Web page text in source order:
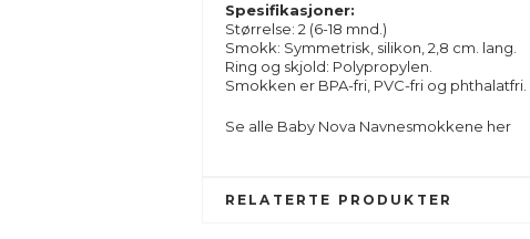
Spesifikasjoner:
Størrelse: 2 (6-18 mnd.)
Smokk: Symmetrisk, silikon, 2,8 cm. lang.
Ring og skjold: Polypropylen.
Smokken er BPA-fri, PVC-fri og phthalatfri.
Se alle Baby Nova Navnesmokkene her
RELATERTE PRODUKTER